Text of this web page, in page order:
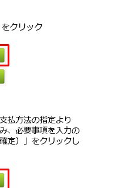
号の入手に関するお問い合わせ
ル2]
ンストール等に関するお問い合わ
1]
から30日間です。